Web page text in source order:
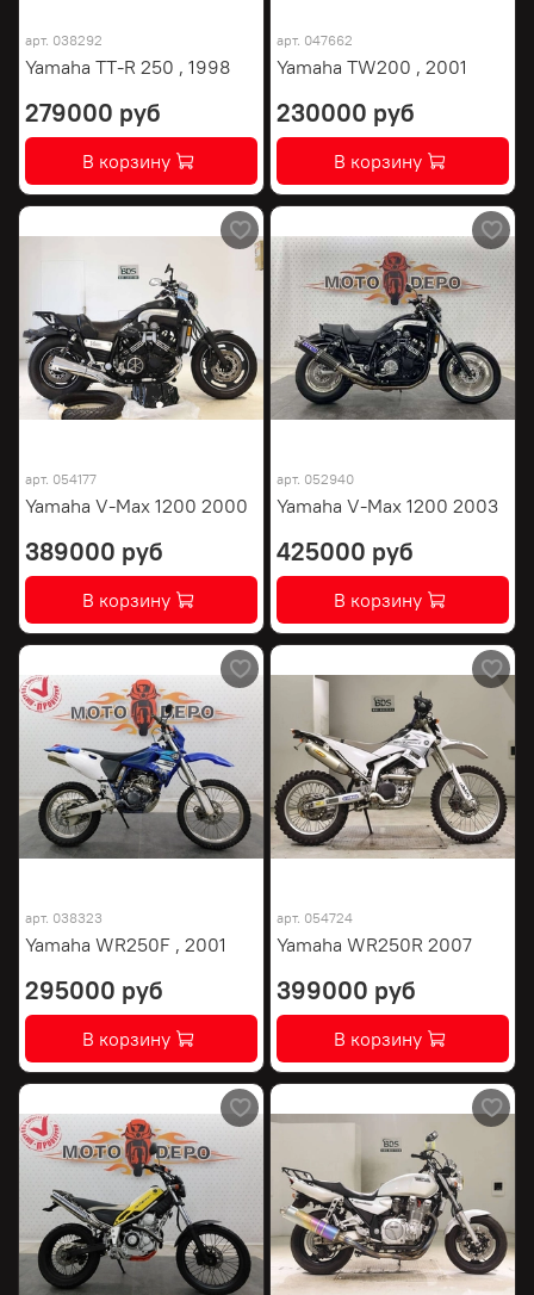
арт. 038292
Yamaha TT-R 250 , 1998
279000 руб
В корзину
арт. 047662
Yamaha TW200 , 2001
230000 руб
В корзину
арт. 054177
Yamaha V-Max 1200 2000
389000 руб
В корзину
арт. 052940
Yamaha V-Max 1200 2003
425000 руб
В корзину
арт. 038323
Yamaha WR250F , 2001
295000 руб
В корзину
арт. 054724
Yamaha WR250R 2007
399000 руб
В корзину